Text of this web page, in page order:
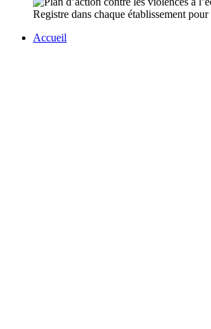
Registre dans chaque établissement
Accueil